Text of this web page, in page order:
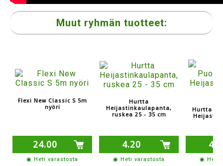
Muut ryhmän tuotteet:
Flexi New Classic S 5m
nyöri
24.00
◉ Heti varastosta
Hurtta
Heijastinkaulapanta,
ruskea 25 - 35 cm
4.20
◉ Heti varastosta
Hurtta
◉ Heti